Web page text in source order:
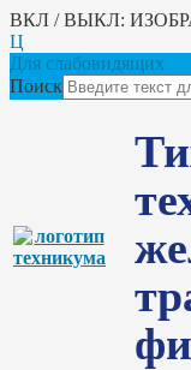
ВКЛ / ВЫКЛ:
Ц
Для слабовидящих
Поиск